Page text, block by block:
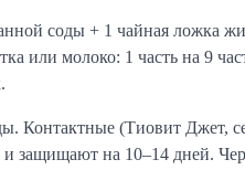
соды + 1 чайная ложка
или молоко: 1 часть на 9
Контактные (Тиовит Джет,
защищают на 10–14 дней.